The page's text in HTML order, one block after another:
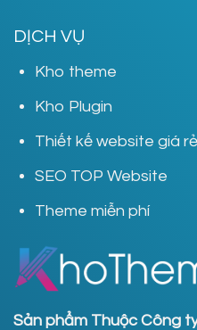
DỊCH VỤ
Kho theme
Kho Plugin
Thiết kế website giá rẻ
SEO TOP Website
Theme miễn phí
Sản phẩm Thuộc Công